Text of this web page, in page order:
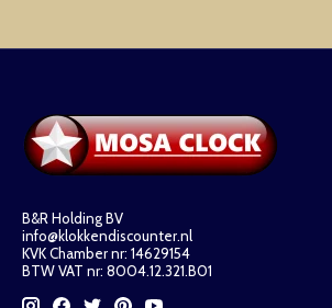
B&R Holding BV
info@klokkendiscounter.nl
KVK Chamber nr: 14629154
BTW VAT nr: 8004.12.321.B01